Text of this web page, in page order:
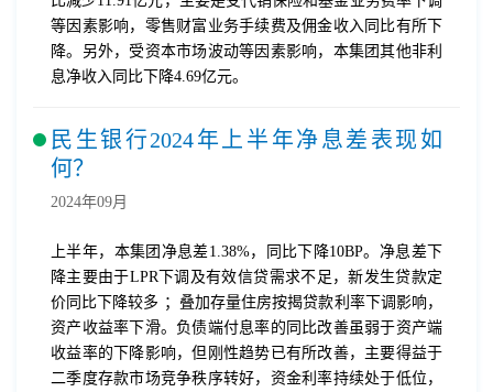
等因素影响，零售财富业务手续费及佣金收入同比有所下
降。另外，受资本市场波动等因素影响，本集团其他非利
息净收入同比下降4.69亿元。
民生银行2024年上半年净息差表现如
何？
2024年09月
上半年，本集团净息差1.38%，同比下降10BP。净息差下
降主要由于LPR下调及有效信贷需求不足，新发生贷款定
价同比下降较多 ；叠加存量住房按揭贷款利率下调影响，
资产收益率下滑。负债端付息率的同比改善虽弱于资产端
收益率的下降影响，但刚性趋势已有所改善，主要得益于
二季度存款市场竞争秩序转好，资金利率持续处于低位，